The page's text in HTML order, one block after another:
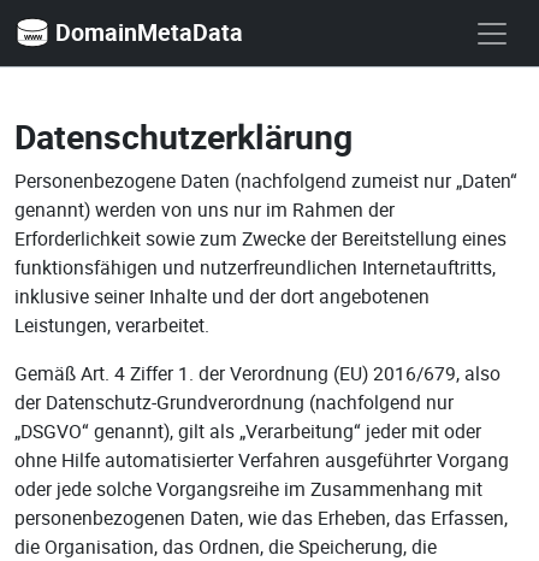
DomainMetaData
Datenschutzerklärung
Personenbezogene Daten (nachfolgend zumeist nur „Daten“
genannt) werden von uns nur im Rahmen der
Erforderlichkeit sowie zum Zwecke der Bereitstellung eines
funktionsfähigen und nutzerfreundlichen Internetauftritts,
inklusive seiner Inhalte und der dort angebotenen
Leistungen, verarbeitet.
Gemäß Art. 4 Ziffer 1. der Verordnung (EU) 2016/679, also
der Datenschutz-Grundverordnung (nachfolgend nur
„DSGVO“ genannt), gilt als „Verarbeitung“ jeder mit oder
ohne Hilfe automatisierter Verfahren ausgeführter Vorgang
oder jede solche Vorgangsreihe im Zusammenhang mit
personenbezogenen Daten, wie das Erheben, das Erfassen,
die Organisation, das Ordnen, die Speicherung, die